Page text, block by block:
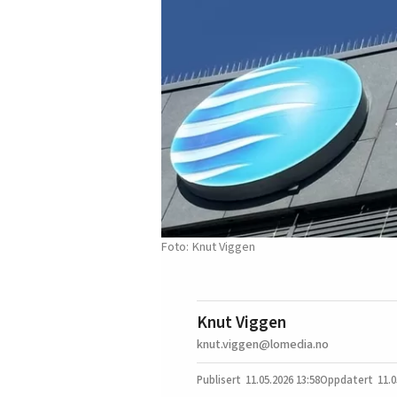
Knut Viggen
Knut Viggen
knut.viggen@lomedia.no
11.05.2026 13:58